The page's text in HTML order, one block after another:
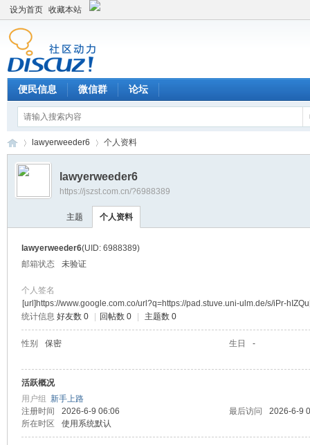
设为首页 收藏本站
便民信息 微信群 论坛
›
lawyerweeder6 个人资料
lawyerweeder6
https://jszst.com.cn/?6988389
主题 个人资料
lawyerweeder6(UID: 6988389)
邮箱状态
未验证
个人签名
[url]https://www.google.com.co/url?q=https://pad.stuve.uni-ulm.de/s/iPr-
统计信息 好友数 0 回帖数 0 主题数 0
性别 保密 生日 -
活跃概况
用户组 新手上路
注册时间
2026-6-9 06:06 最后访问
2026-6-9
所在时区
使用系统默认